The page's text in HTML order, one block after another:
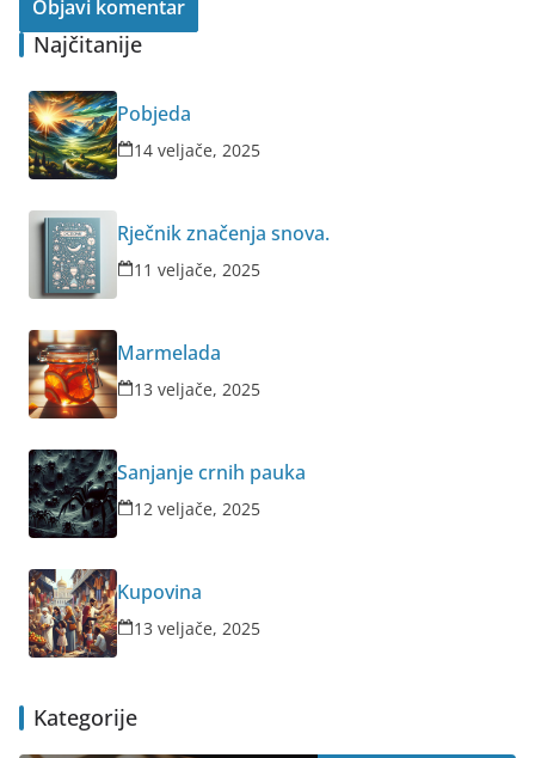
Najčitanije
Pobjeda
14 veljače, 2025
Rječnik značenja snova.
11 veljače, 2025
Marmelada
13 veljače, 2025
Sanjanje crnih pauka
12 veljače, 2025
Kupovina
13 veljače, 2025
Kategorije